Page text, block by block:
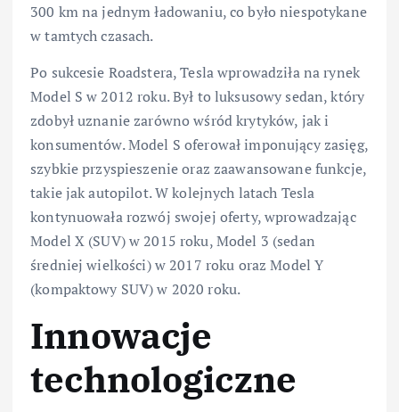
300 km na jednym ładowaniu, co było niespotykane
w tamtych czasach.
Po sukcesie Roadstera, Tesla wprowadziła na rynek
Model S w 2012 roku. Był to luksusowy sedan, który
zdobył uznanie zarówno wśród krytyków, jak i
konsumentów. Model S oferował imponujący zasięg,
szybkie przyspieszenie oraz zaawansowane funkcje,
takie jak autopilot. W kolejnych latach Tesla
kontynuowała rozwój swojej oferty, wprowadzając
Model X (SUV) w 2015 roku, Model 3 (sedan
średniej wielkości) w 2017 roku oraz Model Y
(kompaktowy SUV) w 2020 roku.
Innowacje
technologiczne